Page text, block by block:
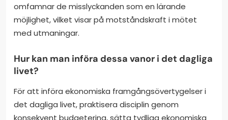
omfamnar de misslyckanden som en lärande
möjlighet, vilket visar på motståndskraft i mötet
med utmaningar.
Hur kan man införa dessa vanor i det dagliga
livet?
För att införa ekonomiska framgångsövertygelser i
det dagliga livet, praktisera disciplin genom
konsekvent budgetering, sätta tydliga ekonomiska